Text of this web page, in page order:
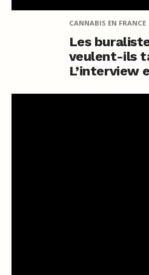
CANNABIS EN FRANCE
Les
veulent-ils
L’interview